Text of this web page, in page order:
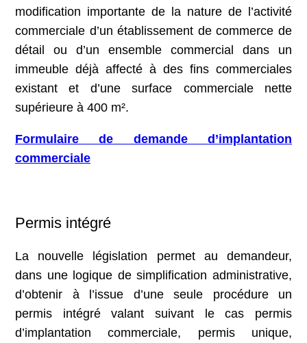
modification importante de la nature de l’activité
commerciale d’un établissement de commerce de
détail ou d’un ensemble commercial dans un
immeuble déjà affecté à des fins commerciales
existant et d’une surface commerciale nette
supérieure à 400 m².
Formulaire de demande d’implantation
commerciale
Permis intégré
La nouvelle législation permet au demandeur,
dans une logique de simplification administrative,
d’obtenir à l’issue d’une seule procédure un
permis intégré valant suivant le cas permis
d’implantation commerciale, permis unique,